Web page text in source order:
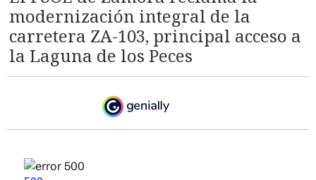
modernización integral de la
carretera ZA-103, principal acceso a
la Laguna de los Peces